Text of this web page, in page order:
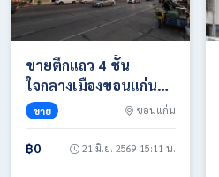
ขายตึกแถว 4 ชั้น
ใจกลางเมืองขอนแก่น
(ถนน 6 เลน ย่านธุรกิจ)
ตามใจคุณ จบครบพร้อม
ขาย ขอนแก่น
฿0 21 มิ.ย. 2569 15:11 น.